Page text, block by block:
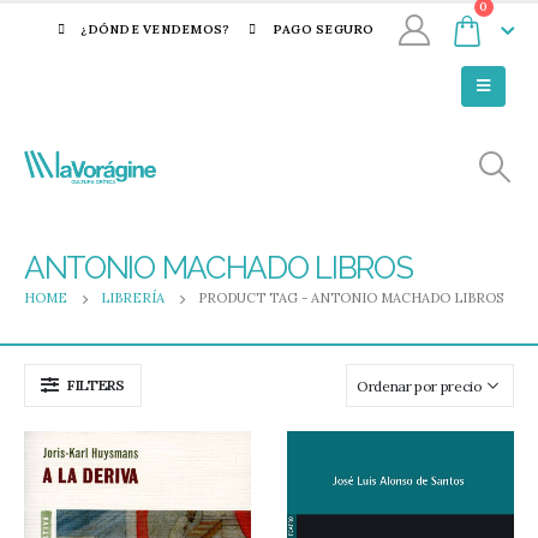
¿DÓNDE VENDEMOS? PAGO SEGURO
0
ANTONIO MACHADO LIBROS
HOME LIBRERÍA PRODUCT TAG - ANTONIO MACHADO LIBROS
FILTERS